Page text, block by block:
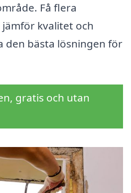
Få flera
kvalitet och
den bästa lösningen för
gratis och utan